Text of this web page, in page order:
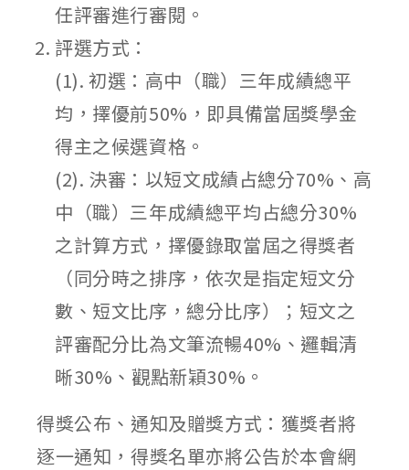
任評審進行審閱。
評選方式：
(1). 初選：高中（職）三年成績總平
均，擇優前50%，即具備當屆獎學金
得主之候選資格。
(2). 決審：以短文成績占總分70%、高
中（職）三年成績總平均占總分30%
之計算方式，擇優錄取當屆之得獎者
（同分時之排序，依次是指定短文分
數、短文比序，總分比序）；短文之
評審配分比為文筆流暢40%、邏輯清
晰30%、觀點新穎30%。
得獎公布、通知及贈獎方式：獲獎者將
逐一通知，得獎名單亦將公告於本會網